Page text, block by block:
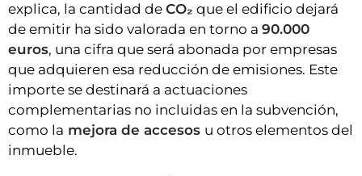
explica, la cantidad de CO₂ que el edificio dejará
de emitir ha sido valorada en torno a 90.000
euros, una cifra que será abonada por empresas
que adquieren esa reducción de emisiones. Este
importe se destinará a actuaciones
complementarias no incluidas en la subvención,
como la mejora de accesos u otros elementos del
inmueble.